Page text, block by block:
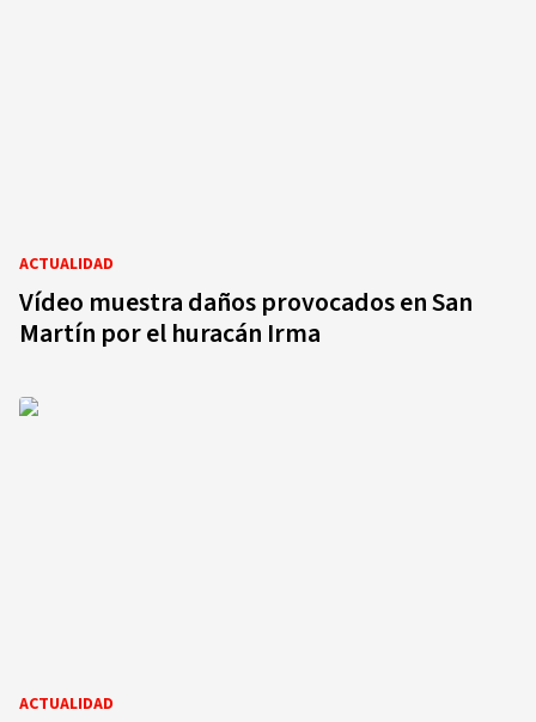
ACTUALIDAD
Vídeo muestra daños provocados en San
Martín por el huracán Irma
ACTUALIDAD